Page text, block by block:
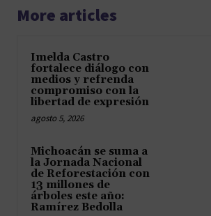
More articles
Imelda Castro
fortalece diálogo con
medios y refrenda
compromiso con la
libertad de expresión
agosto 5, 2026
Michoacán se suma a
la Jornada Nacional
de Reforestación con
13 millones de
árboles este año:
Ramírez Bedolla